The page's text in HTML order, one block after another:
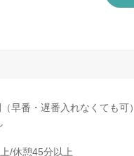
早番・遅番入れなくても可）
/休憩45分以上